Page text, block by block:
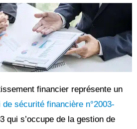
financier représente un
de sécurité financière n°2003-
qui s’occupe de la gestion de